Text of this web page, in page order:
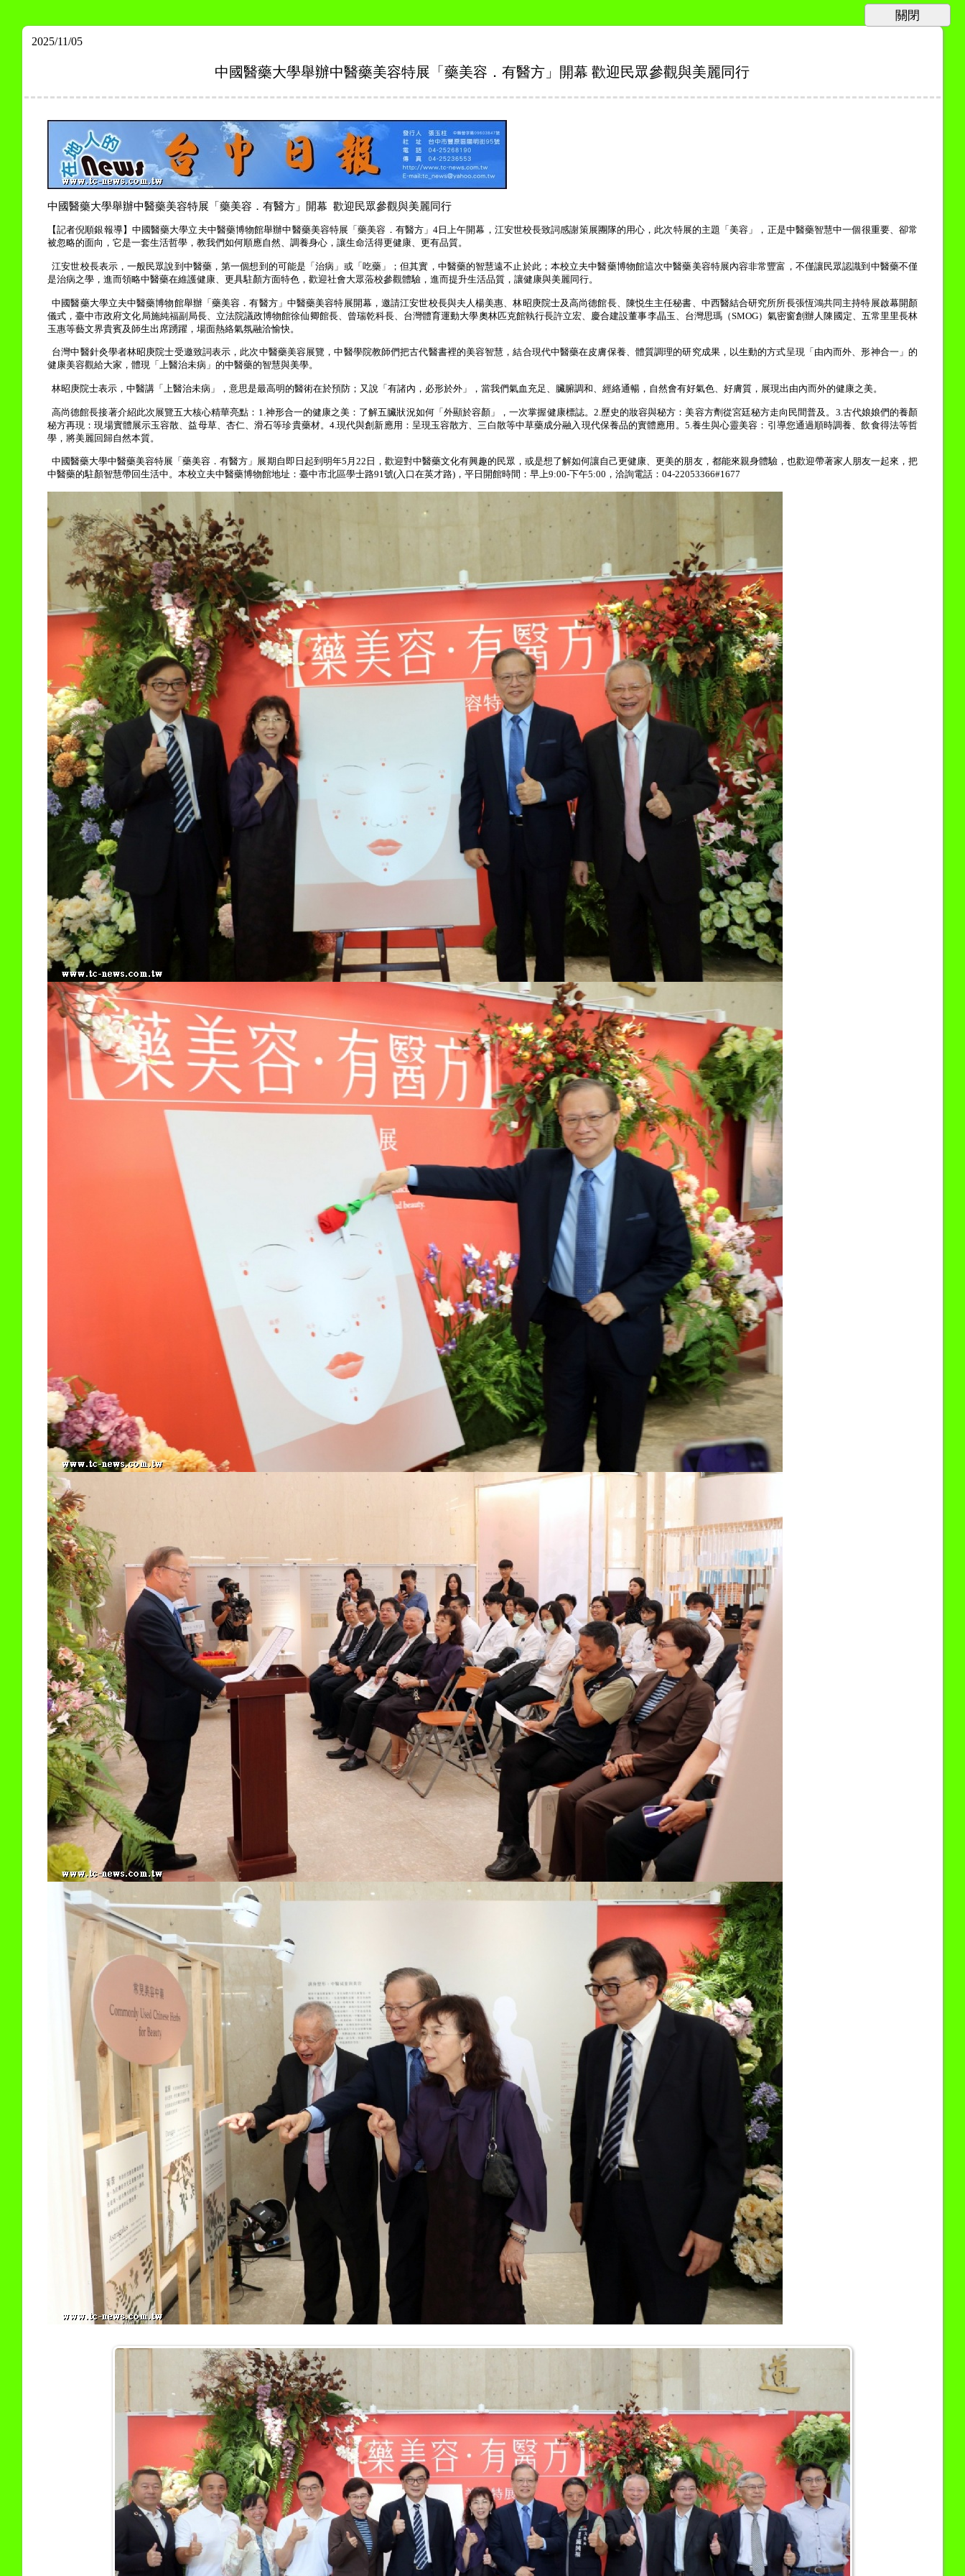
2025/11/05
中國醫藥大學舉辦中醫藥美容特展「藥美容．有醫方」開幕 歡迎民眾參觀與美麗同行
中國醫藥大學舉辦中醫藥美容特展「藥美容．有醫方」開幕 歡迎民眾參觀與美麗同行
【記者倪順銀報導】中國醫藥大學立夫中醫藥博物館舉辦中醫藥美容特展「藥美容．有醫方」 4 日上午開幕，江安世校長致詞感謝策展團隊的用心，此次特展的主題「美容」，正是中醫藥智慧中一個很重要、卻常
被忽略的面向，它是一套生活哲學，教我們如何順應自然、調養身心，讓生命活得更健康、更有品質。
江安世校長表示，一般民眾說到中醫藥，第一個想到的可能是「治病」或「吃藥」；但其實，中醫藥的智慧遠不止於此；本校立夫中醫藥博物館這次中醫藥美容特展內容非常豐富，不僅讓民眾認識到中醫藥不僅
是治病之學，進而領略中醫藥在維護健康、更具駐顏方面特色，歡迎社會大眾蒞校參觀體驗，進而提升生活品質，讓健康與美麗同行。
中國醫藥大學立夫中醫藥博物館舉辦「藥美容．有醫方」中醫藥美容特展開幕，邀請江安世校長與夫人楊美惠、林昭庚院士及高尚德館長、陳悦生主任秘書、中西醫結合研究所所長張恆鴻共同主持特展啟幕開顏
儀式，臺中市政府文化局施純福副局長、立法院議政博物館徐仙卿館長、曾瑞乾科長、台灣體育運動大學奧林匹克館執行長許立宏、慶合建設董事李晶玉、台灣思瑪（SMOG）氣密窗創辦人陳國定、五常里里長林
玉惠等藝文界貴賓及師生出席踴躍，場面熱絡氣氛融洽愉快。
台灣中醫針灸學者林昭庚院士受邀致詞表示，此次中醫藥美容展覽，中醫學院教師們把古代醫書裡的美容智慧，結合現代中醫藥在皮膚保養、體質調理的研究成果，以生動的方式呈現「由內而外、形神合一」的
健康美容觀給大家，體現「上醫治未病」的中醫藥的智慧與美學。
林昭庚院士表示，中醫講「上醫治未病」，意思是最高明的醫術在於預防；又說「有諸內，必形於外」，當我們氣血充足、臟腑調和、經絡通暢，自然會有好氣色、好膚質，展現出由內而外的健康之美。
高尚德館長接著介紹此次展覽五大核心精華亮點： 1. 神形合一的健康之美：了解五臟狀況如何「外顯於容顏」，一次掌握健康標誌。 2. 歷史的妝容與秘方：美容方劑從宮廷秘方走向民間普及。 3. 古代娘娘們的養顏
秘方再現：現場實體展示玉容散、益母草、杏仁、滑石等珍貴藥材。 4. 現代與創新應用：呈現玉容散方、三白散等中草藥成分融入現代保養品的實體應用。 5. 養生與心靈美容：引導您通過順時調養、飲食得法等哲
學，將美麗回歸自然本質。
中國醫藥大學中醫藥美容特展「藥美容．有醫方」展期自即日起到明年5 月 22 日，歡迎對中醫藥文化有興趣的民眾，或是想了解如何讓自己更健康、更美的朋友，都能來親身體驗，也歡迎帶著家人朋友一起來，把
中醫藥的駐顏智慧帶回生活中。本校立夫中醫藥博物館地址： 臺中市北區學士路91號(入口在英才路)，平日開館時間：早上9:00-下午5:00 ，洽詢電話： 04-22053366#1677